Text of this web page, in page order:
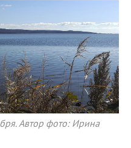
Автор фото: Ирина